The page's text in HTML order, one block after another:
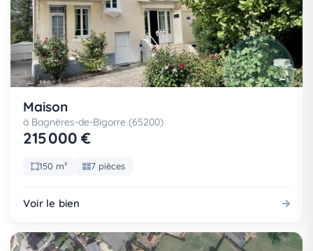
Maison
à Bagnères-de-Bigorre (65200)
215 000 €
150 m² 7 pièces
Voir le bien